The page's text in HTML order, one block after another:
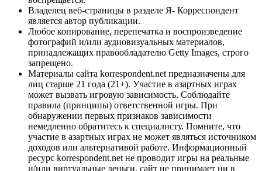
Владелец веб-страницы в разделе Я- Корреспондент
является автор публикации.
Любое копирование, перепечатка и воспроизведение
фотографий и/или аудиовизуальных материалов,
принадлежащих правообладателю Getty Images, строго
запрещено.
Материалы сайта korrespondent.net предназначены для
лиц старше 21 года (21+). Участие в азартных играх
может вызвать игровую зависимость. Соблюдайте
правила (принципы) ответственной игры. При
обнаружении первых признаков зависимости
немедленно обратитесь к специалисту. Помните, что
участие в азартных играх не может являться источником
доходов или альтернативой работе. Информационный
ресурс korrespondent.net не проводит игры на реальные
и/или виртуальные деньги, сайт не принимает ни в